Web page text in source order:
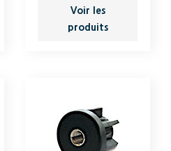
Voir les
produits